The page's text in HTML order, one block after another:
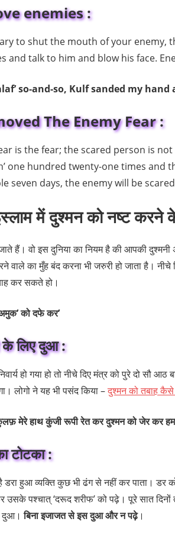
enemies :
to shut the mouth of your enemy,
and talk to him and blow his face.
so-and-so, Kulf sanded my hand
The Enemy Fear :
is the fear; the scared person is
one hundred twenty-one times and
seven days, the enemy will be
में दुश्मन को नष्ट करने
हैं। वो इस दुनिया का नियम है की आपकी दुश्मनी
वाले का मुँह बंद करना भी जरुरी हो जाता है।
कर सकते हो।
को दफे कर’
के लिए दुआ :
हो गया हो तो नीचे दिए मंत्र को पुरे दो
लोगो ने यह भी पसंद किया –दुश्मन को तबाह
मेरे हाथ कुंजी रूपी रेत कर दुश्मन को जेर कर
टोटका :
है डरा हुआ व्यक्ति कुछ भी ढंग से नहीं कर पाता।
उसके पश्चात् ‘दरूद शरीफ’ को पढ़े। पूरे सात
दुआ।बिना इजाजत से इस दुआ और न पढ़े।